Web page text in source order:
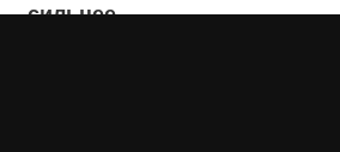
сильнее